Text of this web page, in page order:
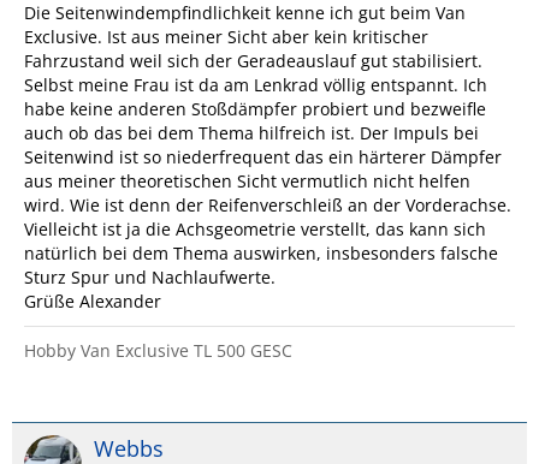
Die Seitenwindempfindlichkeit kenne ich gut beim Van
Exclusive. Ist aus meiner Sicht aber kein kritischer
Fahrzustand weil sich der Geradeauslauf gut stabilisiert.
Selbst meine Frau ist da am Lenkrad völlig entspannt. Ich
habe keine anderen Stoßdämpfer probiert und bezweifle
auch ob das bei dem Thema hilfreich ist. Der Impuls bei
Seitenwind ist so niederfrequent das ein härterer Dämpfer
aus meiner theoretischen Sicht vermutlich nicht helfen
wird. Wie ist denn der Reifenverschleiß an der Vorderachse.
Vielleicht ist ja die Achsgeometrie verstellt, das kann sich
natürlich bei dem Thema auswirken, insbesonders falsche
Sturz Spur und Nachlaufwerte.
Grüße Alexander
Hobby Van Exclusive TL 500 GESC
Webbs